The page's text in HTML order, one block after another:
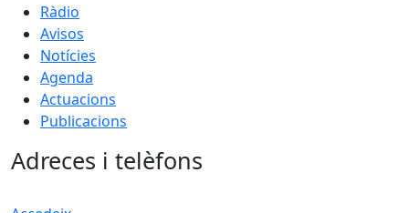
Ràdio
Avisos
Notícies
Agenda
Actuacions
Publicacions
Adreces i telèfons